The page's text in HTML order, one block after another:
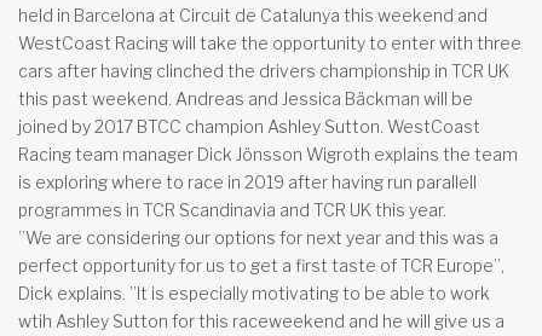
held in Barcelona at Circuit de Catalunya this weekend and
WestCoast Racing will take the opportunity to enter with three
cars after having clinched the drivers championship in TCR UK
this past weekend. Andreas and Jessica Bäckman will be
joined by 2017 BTCC champion Ashley Sutton. WestCoast
Racing team manager Dick Jönsson Wigroth explains the team
is exploring where to race in 2019 after having run parallell
programmes in TCR Scandinavia and TCR UK this year.
”We are considering our options for next year and this was a
perfect opportunity for us to get a first taste of TCR Europe”,
Dick explains. ”It is especially motivating to be able to work
wtih Ashley Sutton for this raceweekend and he will give us a